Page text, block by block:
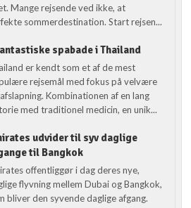
Mange rejsende ved ikke, at
sommerdestination. Start rejsen...
spabade i Thailand
er kendt som et af de mest
rejsemål med fokus på velvære
Kombinationen af en lang
med traditionel medicin, en unik...
udvider til syv daglige
til Bangkok
offentliggør i dag deres nye,
flyvning mellem Dubai og Bangkok,
bliver den syvende daglige afgang.